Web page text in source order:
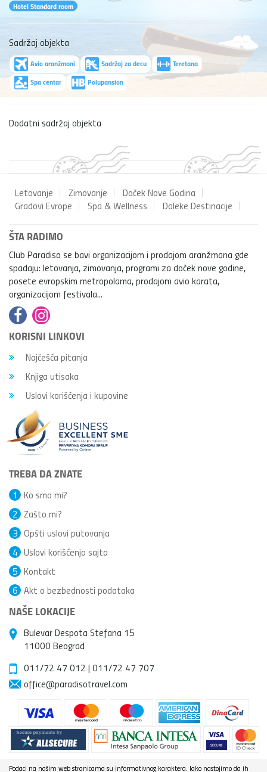
Hotel Standard room
Sadržaj objekta
Avio aranžmani Sadržaj za decu
Teretana
Spa centar
Polupansion
Dodatni sadržaj objekta
Letovanje Zimovanje
Doček Nove Godina
Gradovi Evrope
Spa & Wellness Daleke Destinacije
ŠTA RADIMO
Club Paradiso se bavi organizacijom i prodajom aranžmana gde
spadaju: letovanja, zimovanja, programi za doček nove godine,
posete evropskim metropolama, prodajom avio karata,
organizacijom festivala...
KORISNI LINKOVI
Najčešća pitanja
Knjiga utisaka
Uslovi korišćenja i kupovine
TREBA DA ZNATE
Ko smo mi?
1
Zašto mi?
2
Opšti uslovi putovanja
3
Uslovi korišćenja sajta
4
Kontakt
5
Akt o bezbednosti podataka
6
NAŠE LOKACIJE
Bulevar Despota Stefana 15
11000 Beograd
011/72 47 012 | 011/72 47 707
office@paradisotravel.com
Podaci na našim web stranicama su informativnog karaktera. Iako nastojimo da ih